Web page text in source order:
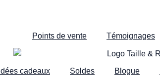
Points de vente Témoignages
Idées cadeaux Soldes Blogue